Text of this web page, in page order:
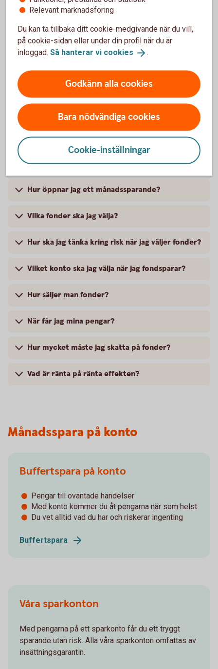
sker samma sak även för värdet av fonden. Men i och
risken.
Det är enkelt
Logga in och börjamånadsspara
Frågor och svar om att
månadsspara i fonder
Hur öppnar jag ett månadssparande?
Vilka fonder ska jag välja?
Hur ska jag tänka kring risk när jag väljer fonder?
Vilket konto ska jag välja när jag fondsparar?
Hur säljer man fonder?
När får jag mina pengar?
Hur mycket måste jag skatta på fonder?
Vad är ränta på ränta effekten?
Månadsspara på konto
Buffertspara på konto
Pengar till oväntade händelser
Med konto kommer du åt pengarna när som helst
Du vet alltid vad du har och riskerar ingenting
Buffertspara
Våra sparkonton
Med pengarna på ett sparkonto får du ett tryggt
sparande utan risk. Alla våra sparkonton omfattas av
insättningsgarantin.
Relevant marknadsföring
Du kan ta tillbaka ditt cookie-medgivande när du vill,
på cookie-sidan eller under din profil när du är
inloggad. Så hanterar vi cookies .
Godkänn alla cookies
Bara nödvändiga cookies
Cookie-inställningar